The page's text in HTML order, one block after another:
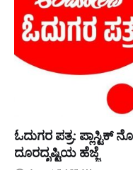
ಓದುಗರ ಪತ್ರ: ಪ್ಲಾಸ್ಟಿಕ್
ದೂರದೃಷ್ಟಿಯ ಹೆಜ್ಜೆ